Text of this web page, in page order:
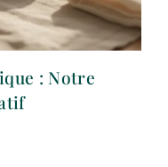
: Notre